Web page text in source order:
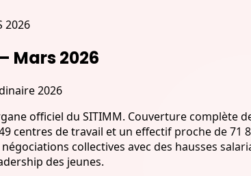
2026
Mars 2026
2026
officiel du SITIMM. Couverture complète
centres de travail et un effectif proche de
collectives avec des hausses
des jeunes.